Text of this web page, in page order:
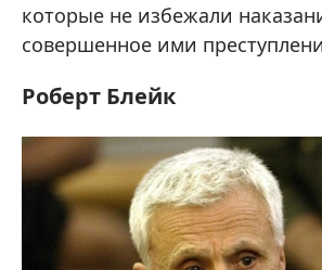
которые не избежали
совершенное ими
Роберт Блейк